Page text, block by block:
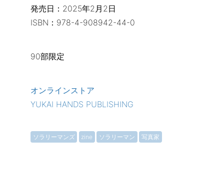
発売日：2025年2月2日
ISBN：978-4-908942-44-0
90部限定
オンラインストア
YUKAI HANDS PUBLISHING
ソラリーマンズ zine ソラリーマン 写真家